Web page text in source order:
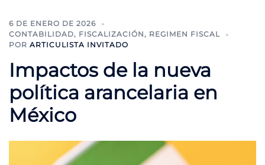
6 DE ENERO DE 2026
CONTABILIDAD, FISCALIZACIÓN, REGIMEN FISCAL
POR ARTICULISTA INVITADO
Impactos de la nueva
política arancelaria en
México